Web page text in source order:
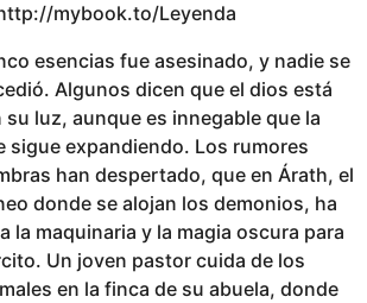
mybook.to/Leyenda
esencias fue asesinado, y nadie se
Algunos dicen que el dios está
luz, aunque es innegable que la
sigue expandiendo. Los rumores
han despertado, que en Árath, el
donde se alojan los demonios, ha
la maquinaria y la magia oscura para
Un joven pastor cuida de los
en la finca de su abuela, donde